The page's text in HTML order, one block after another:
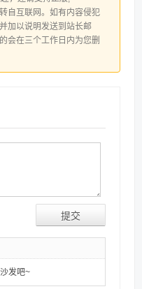
自互联网。如有内容侵犯
加以说明发送到站长邮
会在三个工作日内为您删
发吧~